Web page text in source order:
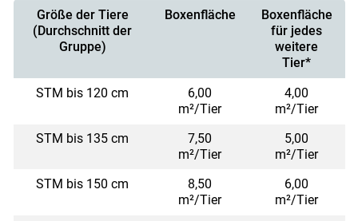
Größe der Tiere
(Durchschnitt der
Gruppe)
Boxenfläche
Boxenfläche
für jedes
weitere
Tier*
STM bis 120 cm
6,00
m²/Tier
4,00
m²/Tier
STM bis 135 cm
7,50
m²/Tier
5,00
m²/Tier
STM bis 150 cm
8,50
m²/Tier
6,00
m²/Tier